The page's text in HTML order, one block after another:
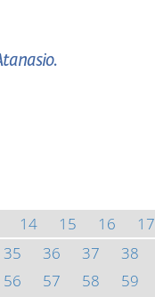
14 15 16 17
35 36 37 38
56 57 58 59